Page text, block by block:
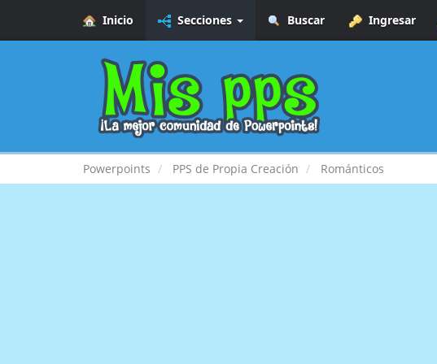
Inicio Secciones Buscar Ingresar
Powerpoints PPS de Propia Creación Románticos